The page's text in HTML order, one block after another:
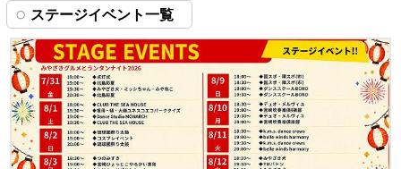
ステージイベント一覧